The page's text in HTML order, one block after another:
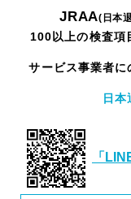
JRAA(日本
100以上の検査項
サービス事業者に
日
「